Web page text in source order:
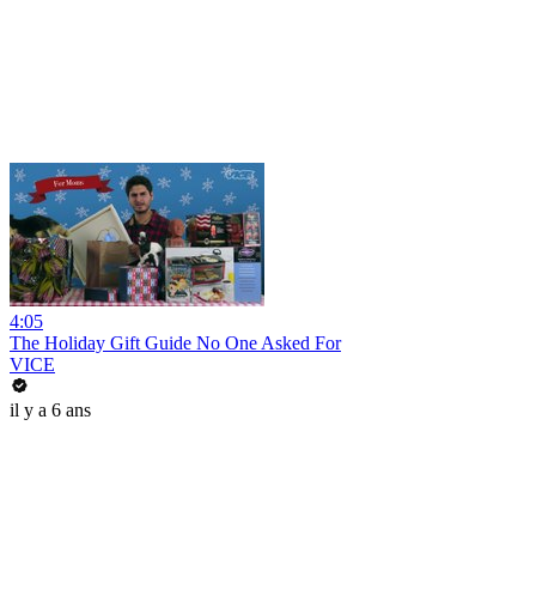
4:05
The Holiday Gift Guide No One Asked For
VICE
il y a 6 ans